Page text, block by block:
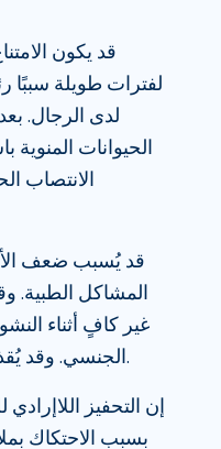
قد يكون
لفترات طويلة سببًا
لدى الرجال.
الحيوانات
الانتصاب
قد يُسبب ضعف
المشاكل الطبية.
غير كافٍ أثناء
الجنسي. وقد يُقذف السائل المنوي ليلاً.
إن التحفيز اللاإرادي
بسبب الاحتكاك